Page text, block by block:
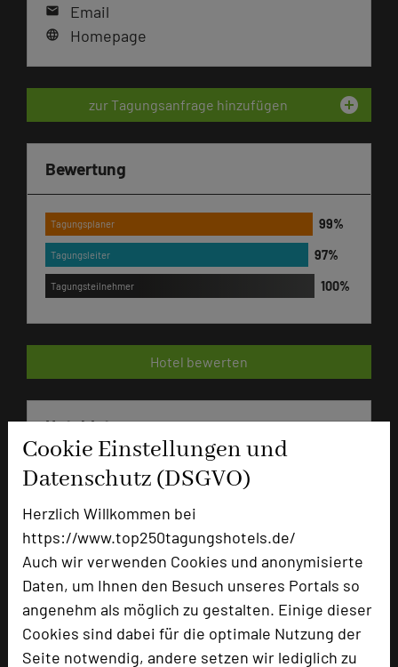
Cookie Einstellungen und
Datenschutz (DSGVO)
Herzlich Willkommen bei
https://www.top250tagungshotels.de/
Auch wir verwenden Cookies und anonymisierte
Daten, um Ihnen den Besuch unseres Portals so
angenehm als möglich zu gestalten. Einige dieser
Cookies sind dabei für die optimale Nutzung der
Seite notwendig, andere setzen wir lediglich zu
mail Email
language Homepage
zur Tagungsanfrage hinzufügen add_circle
Bewertung
Tagungsplaner
Tagungsleiter
Tagungsteilnehmer
Hotel bewerten
Hoteldaten
Max. Tagungskapazität (Personen)
Parlamentarisch
Reihenbestuhlung
Tagungsräume
5
Zimmer
116
Doppelzimmer
Einzelzimmer
7